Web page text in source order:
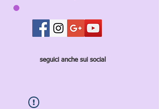
seguici anche sui social